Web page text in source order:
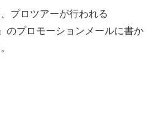
プロツアーが行われる
のプロモーションメールに書か